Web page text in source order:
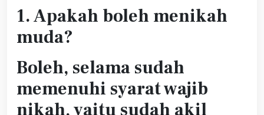
1. Apakah boleh menikah
muda?
Boleh, selama sudah
memenuhi syarat wajib
nikah, yaitu sudah akil